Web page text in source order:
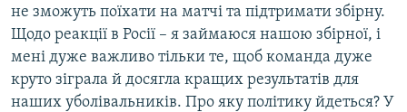
не зможуть поїхати на матчі та підтримати збірну.
Щодо реакції в Росії – я займаюся нашою збірної, і
мені дуже важливо тільки те, щоб команда дуже
круто зіграла й досягла кращих результатів для
наших уболівальників. Про яку політику йдеться? У